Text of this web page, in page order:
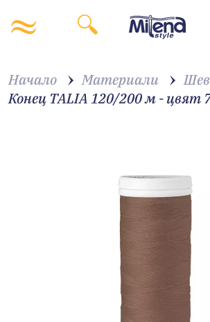
Начало Материали
Конец TALIA 120/200 м - цвят